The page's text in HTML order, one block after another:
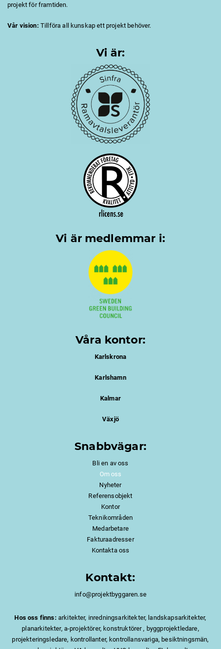
projekt för framtiden.
Vår vision: Tillföra all kunskap ett projekt behöver.
Vi är:
Vi är medlemmar i:
Våra kontor:
Karlskrona
Karlshamn
Kalmar
Växjö
Snabbvägar:
Bli en av oss
Om oss
Nyheter
Referensobjekt
Kontor
Teknikområden
Medarbetare
Fakturaadresser
Kontakta oss
Kontakt:
info@projektbyggaren.se
Hos oss finns: arkitekter, inredningsarkitekter, landskapsarkitekter,
planarkitekter, a-projektörer, konstruktörer , byggprojektledare,
projekteringsledare, kontrollanter, kontrollansvariga, besiktningsmän,